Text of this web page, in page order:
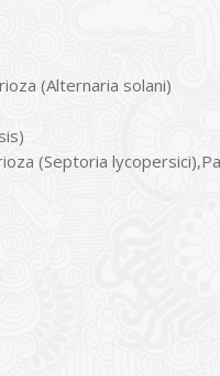
(Alternaria solani)
(Septoria